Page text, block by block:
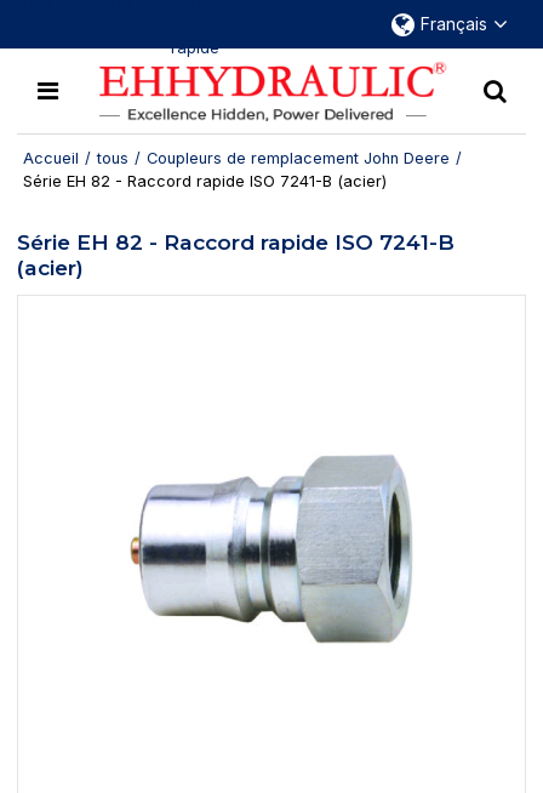
rapide
Français
Accueil / tous / Coupleurs de remplacement John Deere /
Série EH 82 - Raccord rapide ISO 7241-B (acier)
Série EH 82 - Raccord rapide ISO 7241-B
(acier)